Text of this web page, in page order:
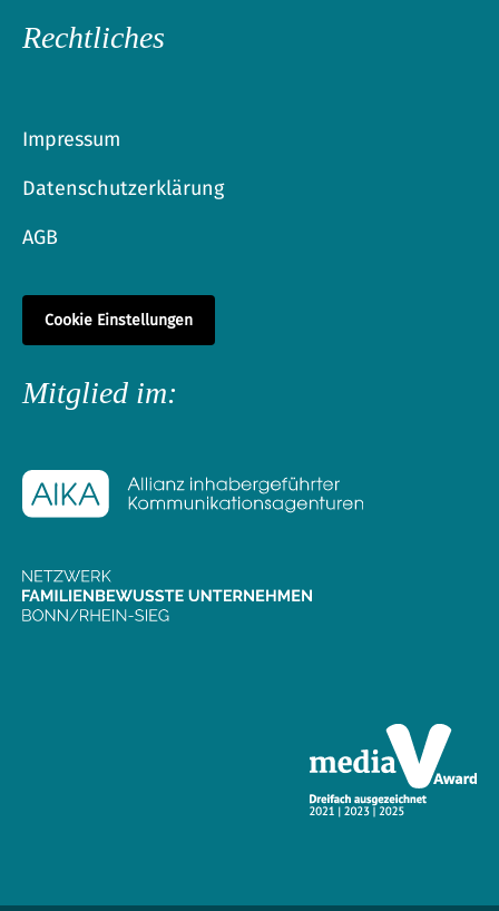
Rechtliches
Impressum
Datenschutzerklärung
AGB
Cookie Einstellungen
Mitglied im: